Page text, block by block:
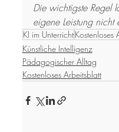
Die wichtigste Regel
eigene Leistung nicht
KI im UnterrichtKostenloses
Künstliche Intelligenz
Pädagogischer Alltag
Kostenloses Arbeitsblatt